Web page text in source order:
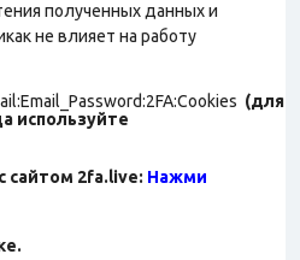
полученных данных и
не влияет на работу
(для
используйте
сайтом 2fa.live: Нажми